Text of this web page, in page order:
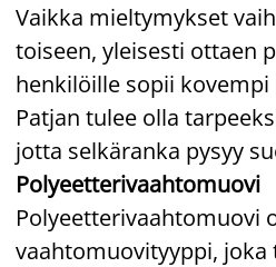
Vaikka mieltymykset
toiseen, yleisesti ottaen
henkilöille sopii
Patjan tulee olla
jotta selkäranka pysyy
Polyeetterivaahtomuovi
Polyeetterivaahtomuovi
vaahtomuovityyppi, joka